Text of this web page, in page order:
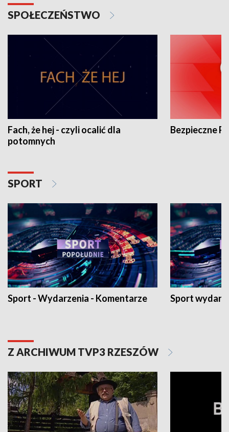
SPOŁECZEŃSTWO
Fach, że hej - czyli ocalić dla
potomnych
Bezpieczne
SPORT
Sport - Wydarzenia - Komentarze Sport
Z ARCHIWUM TVP3 RZESZÓW